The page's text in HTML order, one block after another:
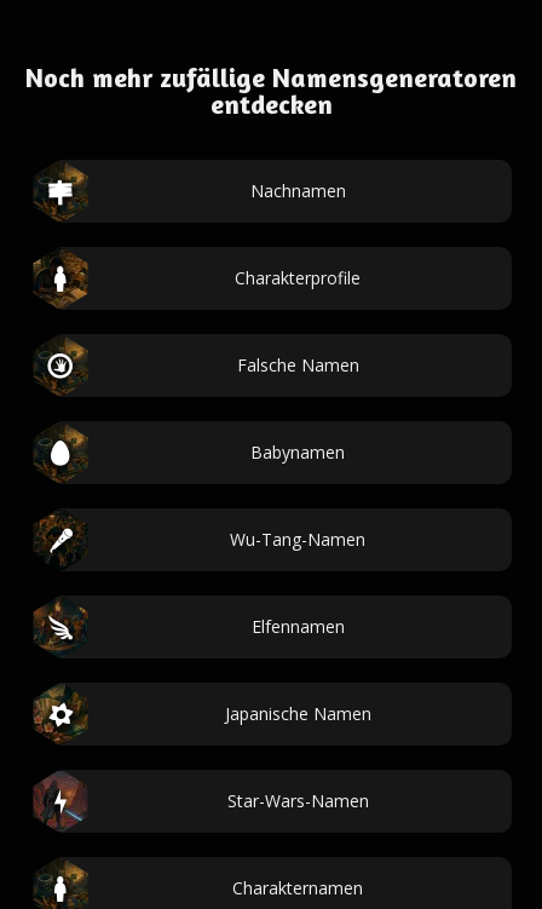
Noch mehr zufällige Namensgeneratoren
entdecken
Nachnamen
Charakterprofile
Falsche Namen
Babynamen
Wu-Tang-Namen
Elfennamen
Japanische Namen
Star-Wars-Namen
Charakternamen